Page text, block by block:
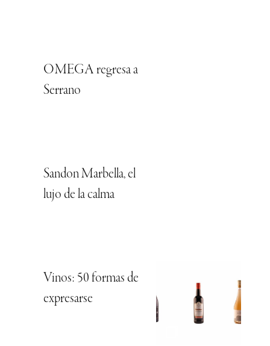
OMEGA regresa a
Serrano
Sandon Marbella, el
lujo de la calma
Vinos: 50 formas de
expresarse